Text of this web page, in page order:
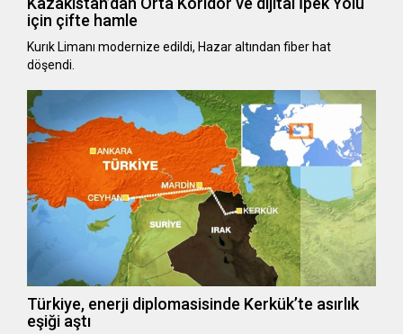
için çifte hamle
Kurık Limanı modernize edildi, Hazar altından fiber hat
döşendi.
Türkiye, enerji diplomasisinde Kerkük’te asırlık
eşiği aştı